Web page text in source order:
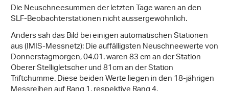
Die Neuschneesummen der letzten Tage waren an den
SLF-Beobachterstationen nicht aussergewöhnlich.
Anders sah das Bild bei einigen automatischen Stationen
aus (IMIS-Messnetz): Die auffälligsten Neuschneewerte von
Donnerstagmorgen, 04.01. waren 83 cm an der Station
Oberer Stelligletscher und 81cm an der Station
Triftchumme. Diese beiden Werte liegen in den 18-jährigen